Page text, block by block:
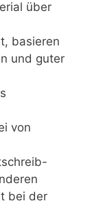
über
basieren
und guter
von
bei der